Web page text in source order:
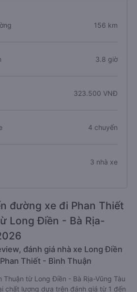
156 km
3.8 giờ
323.500 VNĐ
4 chuyến
3 nhà xe
đường xe đi Phan Thiết
Long Điền - Bà Rịa-
đánh giá nhà xe Long Điền
Thiết - Bình Thuận
Thuận từ Long Điền - Bà Rịa-Vũng Tàu
chất lượng dựa trên đánh giá từ 1 đến